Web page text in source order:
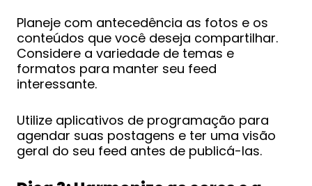
Planeje com antecedência as fotos e os
conteúdos que você deseja compartilhar.
Considere a variedade de temas e
formatos para manter seu feed
interessante.
Utilize aplicativos de programação para
agendar suas postagens e ter uma visão
geral do seu feed antes de publicá-las.